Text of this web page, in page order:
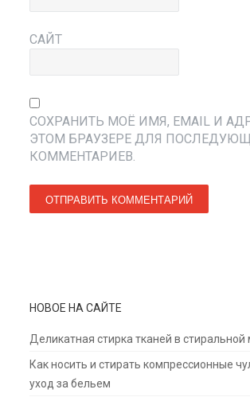
САЙТ
СОХРАНИТЬ МОЁ ИМЯ, EMAIL И
ЭТОМ БРАУЗЕРЕ ДЛЯ
КОММЕНТАРИЕВ.
НОВОЕ НА САЙТЕ
Деликатная стирка тканей в
Как носить и стирать компрессионные
уход за бельем